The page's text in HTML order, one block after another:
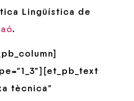
Lingüística de
.
tècnica”